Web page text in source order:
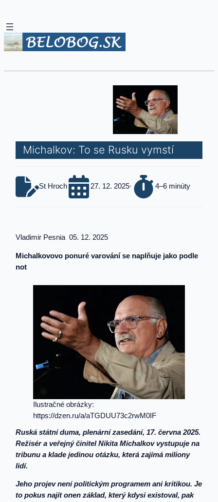
Michalkov: To se Rusku vymstí
St Hroch 27. 12. 2025· 4–6 minúty
Vladimir Pesnia 05. 12. 2025
Michalkovovo ponuré varování se naplňuje jako podle
not
Ilustračné obrázky:
https://dzen.ru/a/aTGDUU73c2rwM0IF
Ruská státní duma, plenární zasedání, 17. června 2025.
Režisér a veřejný činitel Nikita Michalkov vystupuje na
tribunu a klade jedinou otázku, která zajímá miliony
lidí.
Jeho projev není politickým programem ani kritikou. Je
to pokus najít onen základ, který kdysi existoval, pak